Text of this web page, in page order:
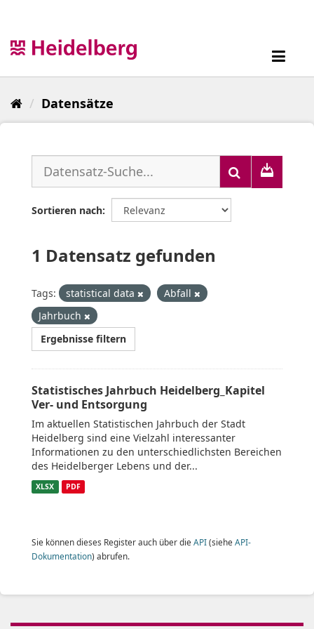
Datensätze
Sortieren nach
1 Datensatz gefunden
Tags: statistical data
Abfall
Jahrbuch
Ergebnisse filtern
Statistisches Jahrbuch Heidelberg_Kapitel
Ver- und Entsorgung
Im aktuellen Statistischen Jahrbuch der Stadt
Heidelberg sind eine Vielzahl interessanter
Informationen zu den unterschiedlichsten Bereichen
des Heidelberger Lebens und der...
XLSX PDF
Sie können dieses Register auch über die API(siehe API-
Dokumentation) abrufen.